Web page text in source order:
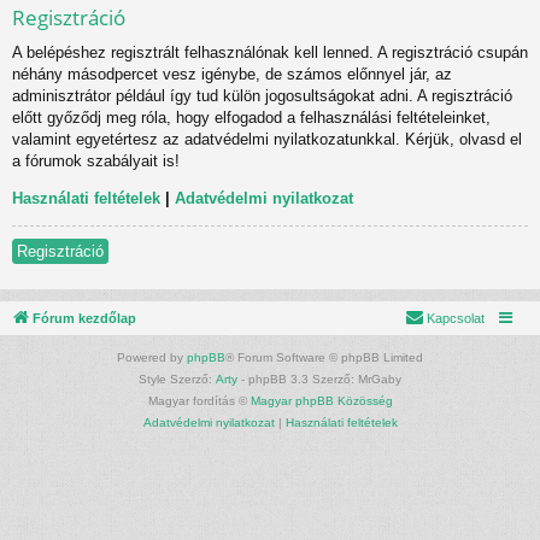
Regisztráció
A belépéshez regisztrált felhasználónak kell lenned. A regisztráció csupán
néhány másodpercet vesz igénybe, de számos előnnyel jár, az
adminisztrátor például így tud külön jogosultságokat adni. A regisztráció
előtt győződj meg róla, hogy elfogadod a felhasználási feltételeinket,
valamint egyetértesz az adatvédelmi nyilatkozatunkkal. Kérjük, olvasd el
a fórumok szabályait is!
Használati feltételek | Adatvédelmi nyilatkozat
Regisztráció
Fórum kezdőlap Kapcsolat
Powered by phpBB® Forum Software © phpBB Limited
Style Szerző: Arty - phpBB 3.3 Szerző: MrGaby
Magyar fordítás © Magyar phpBB Közösség
Adatvédelmi nyilatkozat| Használati feltételek